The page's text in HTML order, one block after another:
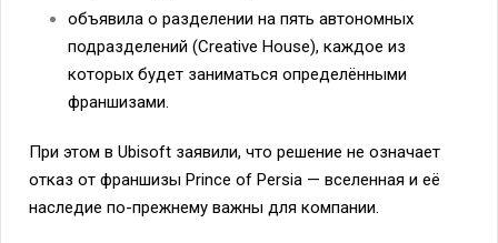
объявила о разделении на пять автономных
подразделений (Creative House), каждое из
которых будет заниматься определёнными
франшизами.
При этом в Ubisoft заявили, что решение не означает
отказ от франшизы Prince of Persia — вселенная и её
наследие по-прежнему важны для компании.